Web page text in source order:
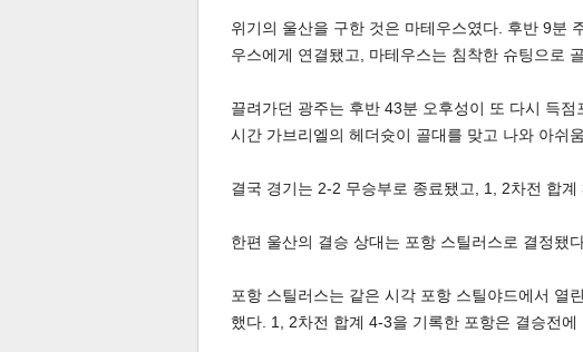
인
위기의 울산을 구한 것은 마테우스였다. 후반 9분
우스에게 연결됐고, 마테우스는 침착한 슈팅으로
끌려가던 광주는 후반 43분 오후성이 또 다시 득
시간 가브리엘의 헤더슛이 골대를 맞고 나와 아쉬
결국 경기는 2-2 무승부로 종료됐고, 1, 2차전 합
한편 울산의 결승 상대는 포항 스틸러스로 결정됐
포항 스틸러스는 같은 시각 포항 스틸야드에서 열
했다. 1, 2차전 합계 4-3을 기록한 포항은 결승전에